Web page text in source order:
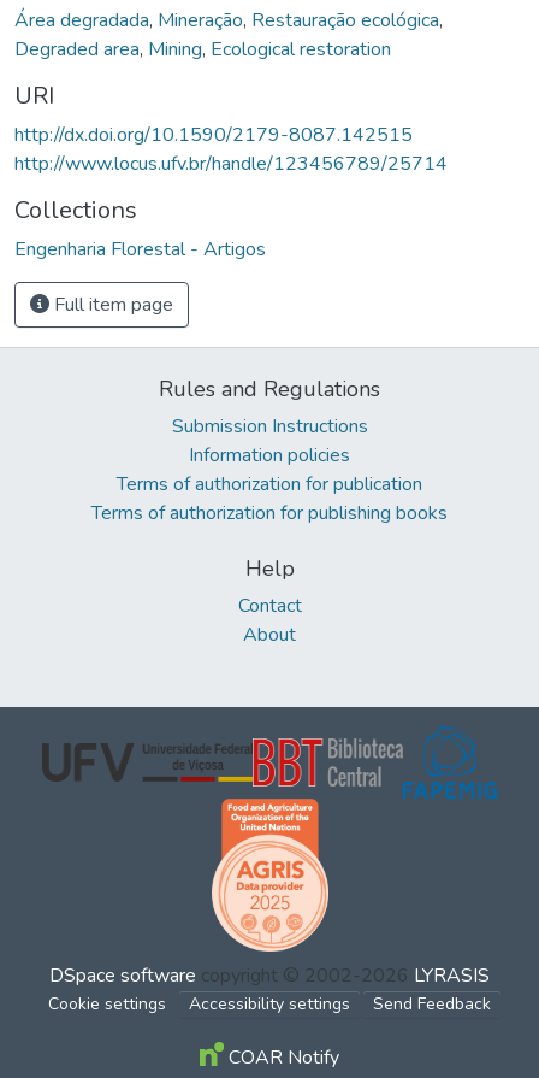
Área degradada, Mineração, Restauração ecológica,
Degraded area, Mining, Ecological restoration
URI
http://dx.doi.org/10.1590/2179-8087.142515
http://www.locus.ufv.br/handle/123456789/25714
Collections
Engenharia Florestal - Artigos
Full item page
Rules and Regulations
Submission Instructions
Information policies
Terms of authorization for publication
Terms of authorization for publishing books
Help
Contact
About
DSpace software copyright © 2002-2026 LYRASIS
Cookie settings Accessibility settings Send Feedback
COAR Notify